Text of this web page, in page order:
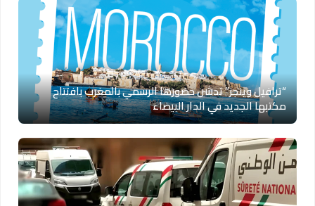
“ترافيل وينجز” تدشن حضورها الرسمي بالمغرب بافتتاح
مكتبها الجديد في الدار البيضاء